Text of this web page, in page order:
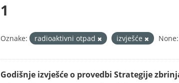
1
Oznake: radioaktivni otpad izvješće None:
Godišnje izvješće o provedbi Strategije